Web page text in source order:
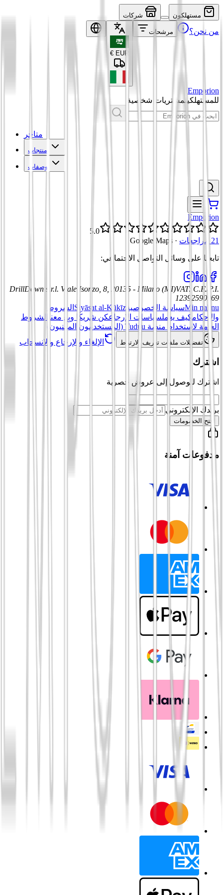
مستهلكون شركات
من نحن؟ مرشحات
EUR
€
Emporion
للمستهلكينمشتريات شخصية
متاجر
منتجات
وصفات
Emporion
5.0
21 مراجعات
·
Google Maps
تابعنا على وسائل التواصل الاجتماعي:
DrillDown s.r.l. Viale Isonzo, 8, 20135 - Milano (MI)VAT: C.F./P.I.
12392590969
Min nahnuسياسة الخصوصية Siyāsat al-Kūkīz الشروط
والأحكامكيف يعملسياسات الإرجاعكن شريكًا وبِع معنا
الشروط
العامة لاستخدام منصة Tuduu (المستخدمون المهنيون)
تفضيلات ملفات تعريف الارتباط الإلغاء والإرجاع والانسحاب
اشترك
اشترك للوصول إلى عروض حصرية
بريدك الإلكتروني
افتح الخصومات
مدفوعات آمنة